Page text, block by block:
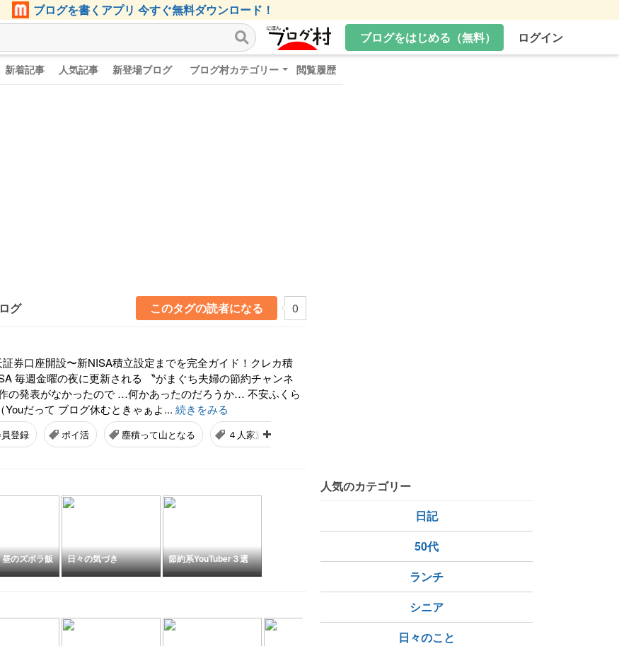
ブログを書くアプリ 今すぐ無料ダウンロード！
ブログをはじめる（無料）
ログイン
新着記事 人気記事 新登場ブログ ブログ村カテゴリー 閲覧履歴
グ このタグの読者になる 0
証券口座開設〜新NISA積立設定までを完全ガイド！クレカ積
毎週金曜の夜に更新される 〝がまぐち夫婦の節約チャンネ
の発表がなかったので …何かあったのだろうか… 不安ふくら
Youだって ブログ休むときゃぁよ... 続きをみる
登録 ポイ活 塵積って山となる ４人家族ぴーちの節約術
のズボラ飯 日々の気づき 節約系YouTuber３選
人気のカテゴリー
日記
50代
ランチ
シニア
日々のこと